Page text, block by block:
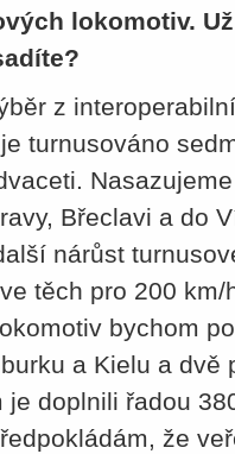
lokomotiv.
z
turnusováno
Břeclavi a do
nárůst
těch pro 200
bychom
a Kielu a
je doplnili řadou
že